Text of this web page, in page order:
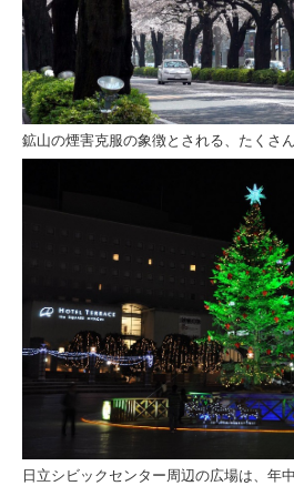
鉱山の煙害克服の象徴とされる、たくさ
日立シビックセンター周辺の広場は、年